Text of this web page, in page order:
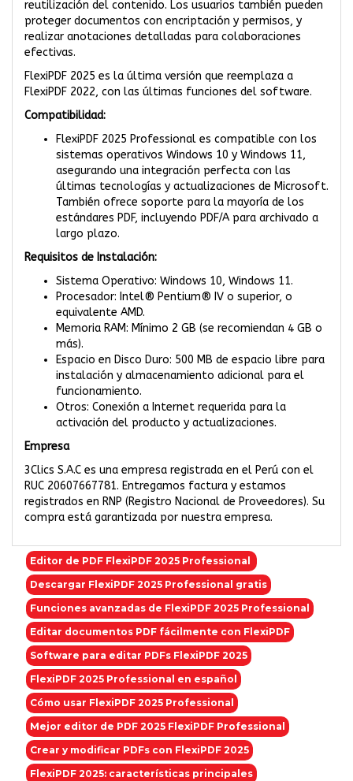
reutilización del contenido. Los usuarios también pueden
proteger documentos con encriptación y permisos, y
realizar anotaciones detalladas para colaboraciones
efectivas.
FlexiPDF 2025 es la última versión que reemplaza a
FlexiPDF 2022, con las últimas funciones del software.
Compatibilidad:
FlexiPDF 2025 Professional es compatible con los
sistemas operativos Windows 10 y Windows 11,
asegurando una integración perfecta con las
últimas tecnologías y actualizaciones de Microsoft.
También ofrece soporte para la mayoría de los
estándares PDF, incluyendo PDF/A para archivado a
largo plazo.
Requisitos de Instalación:
Sistema Operativo: Windows 10, Windows 11.
Procesador: Intel® Pentium® IV o superior, o
equivalente AMD.
Memoria RAM: Mínimo 2 GB (se recomiendan 4 GB o
más).
Espacio en Disco Duro: 500 MB de espacio libre para
instalación y almacenamiento adicional para el
funcionamiento.
Otros: Conexión a Internet requerida para la
activación del producto y actualizaciones.
Empresa
3Clics S.A.C es una empresa registrada en el Perú con el
RUC 20607667781. Entregamos factura y estamos
registrados en RNP (Registro Nacional de Proveedores). Su
compra está garantizada por nuestra empresa.
Editor de PDF FlexiPDF 2025 Professional
Descargar FlexiPDF 2025 Professional gratis
Funciones avanzadas de FlexiPDF 2025 Professional
Editar documentos PDF fácilmente con FlexiPDF
Software para editar PDFs FlexiPDF 2025
FlexiPDF 2025 Professional en español
Cómo usar FlexiPDF 2025 Professional
Mejor editor de PDF 2025 FlexiPDF Professional
Crear y modificar PDFs con FlexiPDF 2025
FlexiPDF 2025: características principales